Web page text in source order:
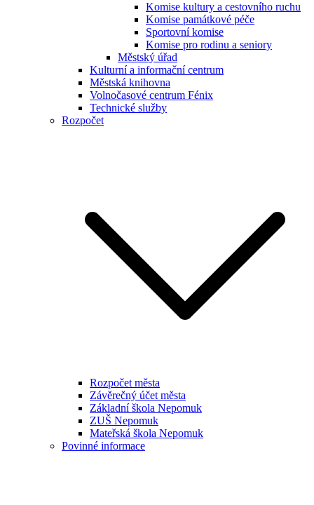
Komise kultury a cestovního ruchu
Komise památkové péče
Sportovní komise
Komise pro rodinu a seniory
Městský úřad
Kulturní a informační centrum
Městská knihovna
Volnočasové centrum Fénix
Technické služby
Rozpočet
Rozpočet města
Závěrečný účet města
Základní škola Nepomuk
ZUŠ Nepomuk
Mateřská škola Nepomuk
Povinné informace